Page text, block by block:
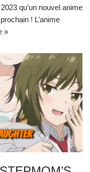
qu’un nouvel anime
! L’anime
»